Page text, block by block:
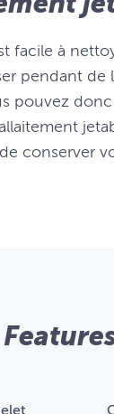
facile à
pendant de
pouvez
conserver